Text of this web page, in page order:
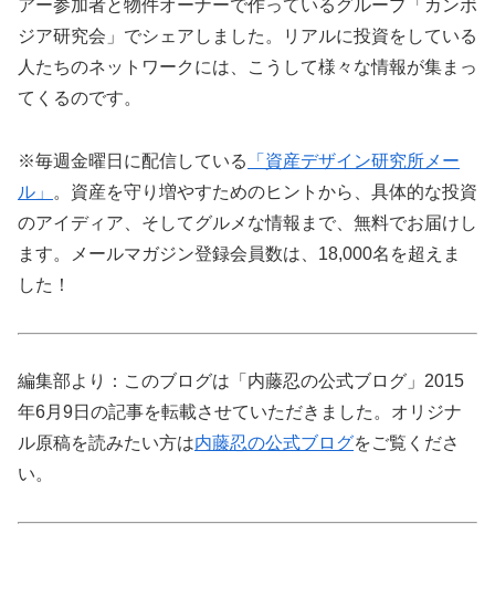
アー参加者と物件オーナーで作っているグループ「カンボ
ジア研究会」でシェアしました。リアルに投資をしている
人たちのネットワークには、こうして様々な情報が集まっ
てくるのです。
※毎週金曜日に配信している
「資産デザイン研究所メー
ル」
。資産を守り増やすためのヒントから、具体的な投資
のアイディア、そしてグルメな情報まで、無料でお届けし
ます。メールマガジン登録会員数は、18,000名を超えま
した！
編集部より：このブログは「内藤忍の公式ブログ」2015
年6月9日の記事を転載させていただきました。オリジナ
ル原稿を読みたい方は内藤忍の公式ブログをご覧くださ
い。